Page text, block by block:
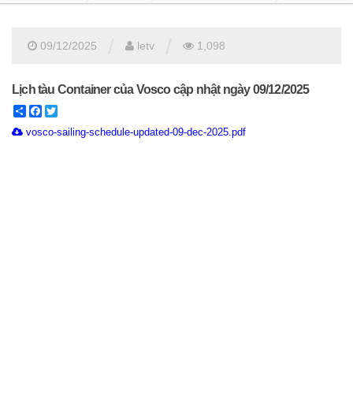
09/12/2025 letv 1,098
Lịch tàu Container của Vosco cập nhật ngày 09/12/2025
ShareFacebook
vosco-sailing-schedule-updated-09-dec-2025.pdf